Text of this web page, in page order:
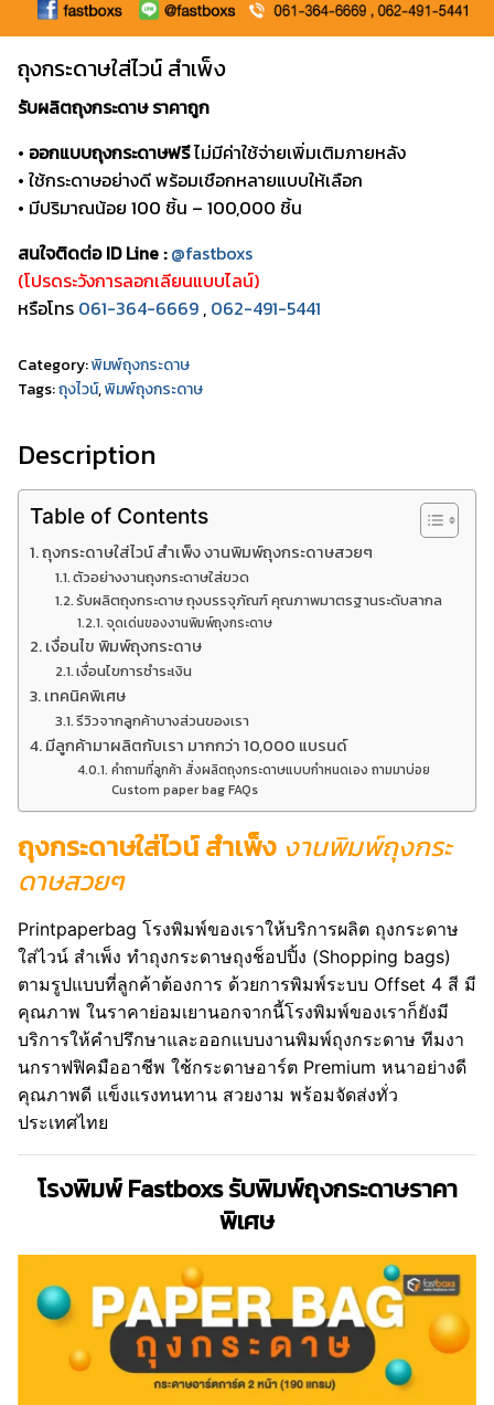
ถุงกระดาษใส่ไวน์ สำเพ็ง
รับผลิตถุงกระดาษ ราคาถูก
• ออกแบบถุงกระดาษฟรีไม่มีค่าใช้จ่ายเพิ่มเติมภายหลัง
• ใช้กระดาษอย่างดี พร้อมเชือกหลายแบบให้เลือก
• มีปริมาณน้อย 100 ชิ้น – 100,000 ชิ้น
สนใจติดต่อ ID Line :@fastboxs
(โปรดระวังการลอกเลียนแบบไลน์)
หรือโทร 061-364-6669 , 062-491-5441
Category:พิมพ์ถุงกระดาษ
Tags:ถุงไวน์,พิมพ์ถุงกระดาษ
Description
Table of Contents
ถุงกระดาษใส่ไวน์ สำเพ็ง งานพิมพ์ถุงกระดาษสวยๆ
ตัวอย่างงานถุงกระดาษใส่ขวด
รับผลิตถุงกระดาษ ถุงบรรจุภัณฑ์ คุณภาพมาตรฐานระดับสากล
จุดเด่นของงานพิมพ์ถุงกระดาษ
เงื่อนไข พิมพ์ถุงกระดาษ
เงื่อนไขการชำระเงิน
เทคนิคพิเศษ
รีวิวจากลูกค้าบางส่วนของเรา
มีลูกค้ามาผลิตกับเรา มากกว่า 10,000 แบรนด์
คำถามที่ลูกค้า สั่งผลิตถุงกระดาษแบบกำหนดเอง ถามมาบ่อย
Custom paper bag FAQs
ถุงกระดาษใส่ไวน์ สำเพ็ง งานพิมพ์ถุงกระ
ดาษสวยๆ
Printpaperbag โรงพิมพ์ของเราให้บริการผลิต ถุงกระดาษ
ใส่ไวน์ สำเพ็ง ทำถุงกระดาษถุงช็อปปิ้ง (Shopping bags)
ตามรูปแบบที่ลูกค้าต้องการ ด้วยการพิมพ์ระบบ Offset 4 สี มี
คุณภาพ ในราคาย่อมเยานอกจากนี้โรงพิมพ์ของเราก็ยังมี
บริการให้คำปรึกษาและออกแบบงานพิมพ์ถุงกระดาษ ทีมงา
นกราฟฟิคมืออาชีพ ใช้กระดาษอาร์ต Premium หนาอย่างดี
คุณภาพดี แข็งแรงทนทาน สวยงาม พร้อมจัดส่งทั่ว
ประเทศไทย
โรงพิมพ์ Fastboxs รับพิมพ์ถุงกระดาษราคา
พิเศษ